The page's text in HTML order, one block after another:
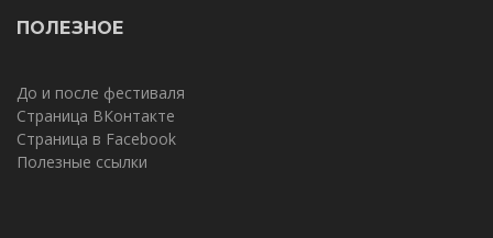
ПОЛЕЗНОЕ
До и после фестиваля
Страница ВКонтакте
Страница в Facebook
Полезные ссылки